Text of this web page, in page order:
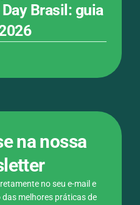
Brasil: guia
na nossa
no seu e-mail e
melhores práticas de